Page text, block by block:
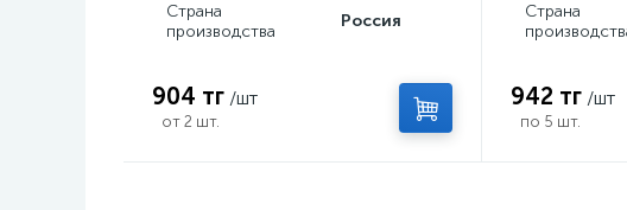
Страна
производства
Россия
904 тг /шт
от 2 шт.
Страна
942 тг /шт
по 5 шт.